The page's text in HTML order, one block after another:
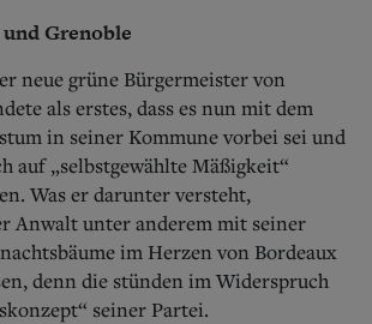
Grenoble
neue grüne Bürgermeister von
als erstes, dass es nun mit dem
in seiner Kommune vorbei sei und
auf „selbstgewählte Mäßigkeit“
Was er darunter versteht,
Anwalt unter anderem mit seiner
im Herzen von Bordeaux
denn die stünden im Widerspruch
seiner Partei.